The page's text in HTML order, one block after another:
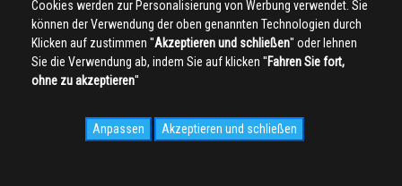
Cookies werden zur Personalisierung von Werbung verwendet. Sie
können der Verwendung der oben genannten Technologien durch
Klicken auf zustimmen ''Akzeptieren und schließen'' oder lehnen
Sie die Verwendung ab, indem Sie auf klicken ''Fahren Sie fort,
ohne zu akzeptieren''
Anpassen Akzeptieren und schließen